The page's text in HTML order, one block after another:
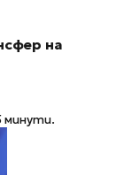
на
минути.